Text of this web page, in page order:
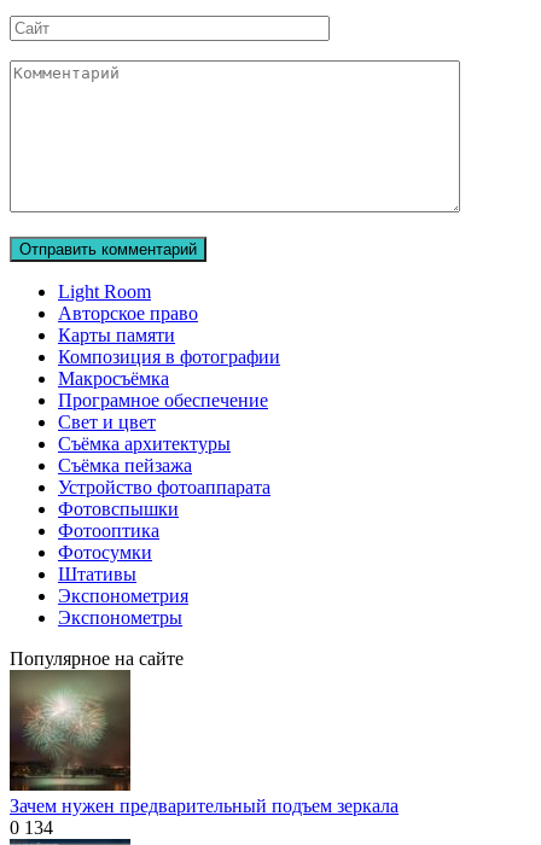
Сайт
Комментарий
Light Room
Авторское право
Карты памяти
Композиция в фотографии
Макросъёмка
Програмное обеспечение
Свет и цвет
Съёмка архитектуры
Съёмка пейзажа
Устройство фотоаппарата
Фотовспышки
Фотооптика
Фотосумки
Штативы
Экспонометрия
Экспонометры
Популярное на сайте
Зачем нужен предварительный подъем зеркала
0 134